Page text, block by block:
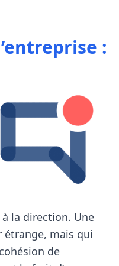
:
la direction. Une
étrange, mais qui
de